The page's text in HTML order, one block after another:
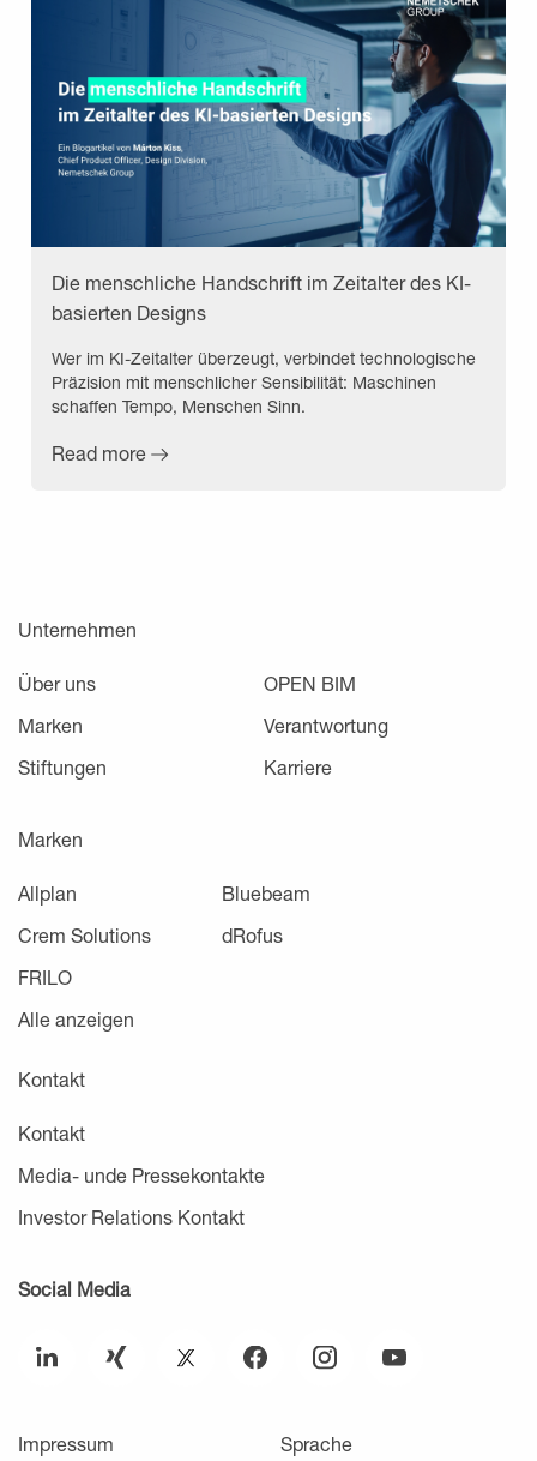
Die menschliche Handschrift im Zeitalter des KI-
basierten Designs
Wer im KI-Zeitalter überzeugt, verbindet technologische
Präzision mit menschlicher Sensibilität: Maschinen
schaffen Tempo, Menschen Sinn.
Read more
Unternehmen
Über uns
OPEN BIM
Marken
Verantwortung
Stiftungen
Karriere
Marken
Allplan
Bluebeam
Crem Solutions
dRofus
FRILO
Alle anzeigen
Kontakt
Kontakt
Media- unde Pressekontakte
Investor Relations Kontakt
Social Media
Sprache
Impressum